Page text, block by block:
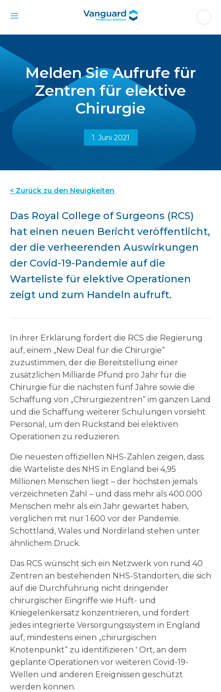
Melden Sie Aufrufe für
Zentren für elektive
Chirurgie
1. Juni 2021
< Zurück zu den Neuigkeiten
Das Royal College of Surgeons (RCS)
hat einen neuen Bericht veröffentlicht,
der die verheerenden Auswirkungen
der Covid-19-Pandemie auf die
Warteliste für elektive Operationen
zeigt und zum Handeln aufruft.
In ihrer Erklärung fordert die RCS die Regierung
auf, einem „New Deal für die Chirurgie“
zuzustimmen, der die Bereitstellung einer
zusätzlichen Milliarde Pfund pro Jahr für die
Chirurgie für die nächsten fünf Jahre sowie die
Schaffung von „Chirurgiezentren“ im ganzen Land
und die Schaffung weiterer Schulungen vorsieht
Personal, um den Rückstand bei elektiven
Operationen zu reduzieren.
Die neuesten offiziellen NHS-Zahlen zeigen, dass
die Warteliste des NHS in England bei 4,95
Millionen Menschen liegt – der höchsten jemals
verzeichneten Zahl – und dass mehr als 400.000
Menschen mehr als ein Jahr gewartet haben,
verglichen mit nur 1.600 vor der Pandemie.
Schottland, Wales und Nordirland stehen unter
ähnlichem Druck.
Das RCS wünscht sich ein Netzwerk von rund 40
Zentren an bestehenden NHS-Standorten, die sich
auf die Durchführung nicht dringender
chirurgischer Eingriffe wie Hüft- und
Kniegelenkersatz konzentrieren, und fordert
jedes integrierte Versorgungssystem in England
auf, mindestens einen „chirurgischen
Knotenpunkt“ zu identifizieren ' Ort, an dem
geplante Operationen vor weiteren Covid-19-
Wellen und anderen Ereignissen geschützt
werden können.